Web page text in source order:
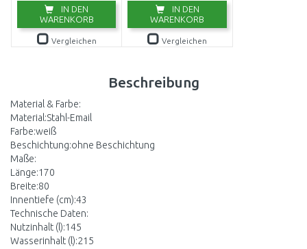
IN DEN
WARENKORB
Vergleichen
IN DEN
WARENKORB
Vergleichen
Beschreibung
Material & Farbe:
Material:Stahl-Email
Farbe:weiß
Beschichtung:ohne Beschichtung
Maße:
Länge:170
Breite:80
Innentiefe (cm):43
Technische Daten:
Nutzinhalt (l):145
Wasserinhalt (l):215